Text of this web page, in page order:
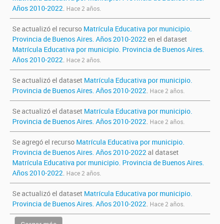
Años 2010-2022. Hace 2 años.
Se actualizó el recurso Matrícula Educativa por municipio.
Provincia de Buenos Aires. Años 2010-2022en el dataset
Matrícula Educativa por municipio. Provincia de Buenos Aires.
Años 2010-2022. Hace 2 años.
Se actualizó el dataset Matrícula Educativa por municipio.
Provincia de Buenos Aires. Años 2010-2022. Hace 2 años.
Se actualizó el dataset Matrícula Educativa por municipio.
Provincia de Buenos Aires. Años 2010-2022. Hace 2 años.
Se agregó el recurso Matrícula Educativa por municipio.
Provincia de Buenos Aires. Años 2010-2022al dataset
Matrícula Educativa por municipio. Provincia de Buenos Aires.
Años 2010-2022. Hace 2 años.
Se actualizó el dataset Matrícula Educativa por municipio.
Provincia de Buenos Aires. Años 2010-2022. Hace 2 años.